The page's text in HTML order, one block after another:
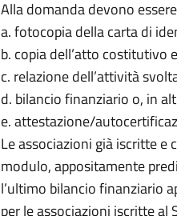
Alla domanda devono
a. fotocopia della carta di
b. copia dell’atto costitutivo
c. relazione dell’attività
d. bilancio finanziario o, in
e. attestazione/
Le associazioni già iscritte e
modulo, appositamente
l’ultimo bilancio finanziario
per le associazioni iscritte al